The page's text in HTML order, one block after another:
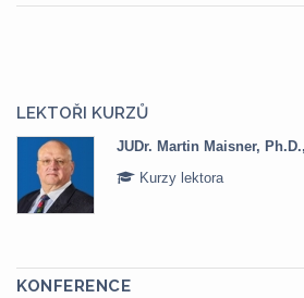
LEKTOŘI KURZŮ
JUDr. Martin Maisner,
Kurzy lektora
KONFERENCE